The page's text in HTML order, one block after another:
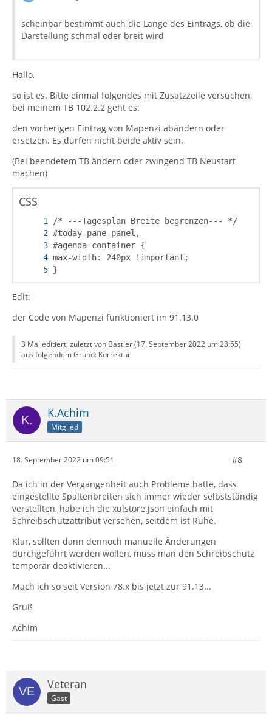
scheinbar bestimmt auch die Länge des Eintrags, ob die
Darstellung schmal oder breit wird
Hallo,
so ist es. Bitte einmal folgendes mit Zusatzzeile versuchen,
bei meinem TB 102.2.2 geht es:
den vorherigen Eintrag von Mapenzi abändern oder
ersetzen. Es dürfen nicht beide aktiv sein.
(Bei beendetem TB ändern oder zwingend TB Neustart
machen)
CSS
}
Edit:
der Code von Mapenzi funktioniert im 91.13.0
3 Mal editiert, zuletzt von Bastler (17. September 2022 um 23:55)
aus folgendem Grund: Korrektur
K.Achim
Mitglied
18. September 2022 um 09:51 #8
Da ich in der Vergangenheit auch Probleme hatte, dass
eingestellte Spaltenbreiten sich immer wieder selbstständig
verstellten, habe ich die xulstore.json einfach mit
Schreibschutzattribut versehen, seitdem ist Ruhe.
Klar, sollten dann dennoch manuelle Änderungen
durchgeführt werden wollen, muss man den Schreibschutz
temporär deaktivieren...
Mach ich so seit Version 78.x bis jetzt zur 91.13...
Gruß
Achim
Veteran
Gast